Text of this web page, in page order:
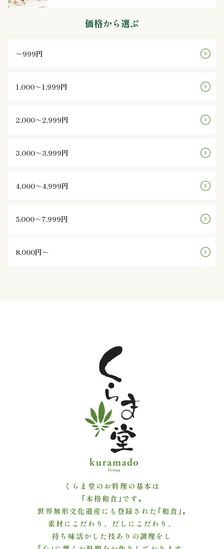
客
の
ら
価格から選ぶ
～999円
1,000～1,999円
2,000～2,999円
3,000～3,999円
4,000～4,999円
5,000～7,999円
8,000円～
くらま堂のお料理の基本は
｢本格和食｣です｡
世界無形文化遺産にも登録された｢和食｣｡
素材にこだわり、だしにこだわり、
持ち味活かした技ありの調理をし